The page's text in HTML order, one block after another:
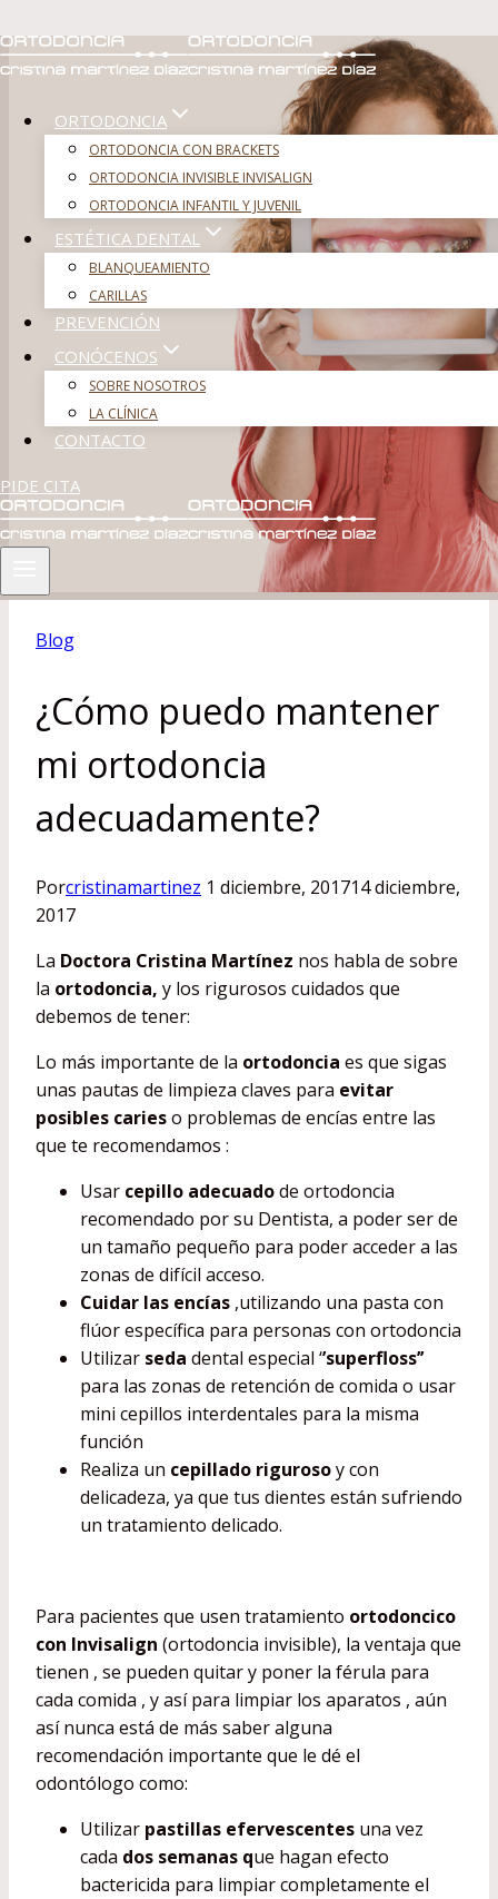
Saltar
al
ORTODONCIA
ORTODONCIA CON BRACKETS
ORTODONCIA INVISIBLE INVISALIGN
ORTODONCIA INFANTIL Y JUVENIL
ESTÉTICA DENTAL
BLANQUEAMIENTO
CARILLAS
PREVENCIÓN
CONÓCENOS
SOBRE NOSOTROS
LA CLÍNICA
CONTACTO
PIDE CITA
Blog
¿Cómo puedo mantener
mi ortodoncia
adecuadamente?
Porcristinamartinez 1 diciembre, 201714 diciembre,
2017
La Doctora Cristina Martínez nos habla de sobre
la ortodoncia, y los rigurosos cuidados que
debemos de tener:
Lo más importante de la ortodoncia es que sigas
unas pautas de limpieza claves para evitar
posibles carieso problemas de encías entre las
que te recomendamos :
Usar cepillo adecuadode ortodoncia
recomendado por su Dentista, a poder ser de
un tamaño pequeño para poder acceder a las
zonas de difícil acceso.
Cuidar las encías ,utilizando una pasta con
flúor específica para personas con ortodoncia
Utilizar seda dental especial ‘’superfloss’’
para las zonas de retención de comida o usar
mini cepillos interdentales para la misma
función
Realiza un cepillado rigurosoy con
delicadeza, ya que tus dientes están sufriendo
un tratamiento delicado.
Para pacientes que usen tratamiento ortodoncico
con Invisalign (ortodoncia invisible), la ventaja que
tienen , se pueden quitar y poner la férula para
cada comida , y así para limpiar los aparatos , aún
así nunca está de más saber alguna
recomendación importante que le dé el
odontólogo como:
Utilizar pastillas efervescentes una vez
cada dos semanas que hagan efecto
bactericida para limpiar completamente el